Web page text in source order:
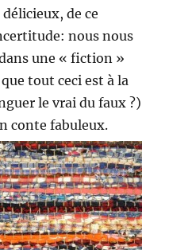
de ce
nous nous
une « fiction »
tout ceci est à la
le vrai du faux ?)
conte fabuleux.